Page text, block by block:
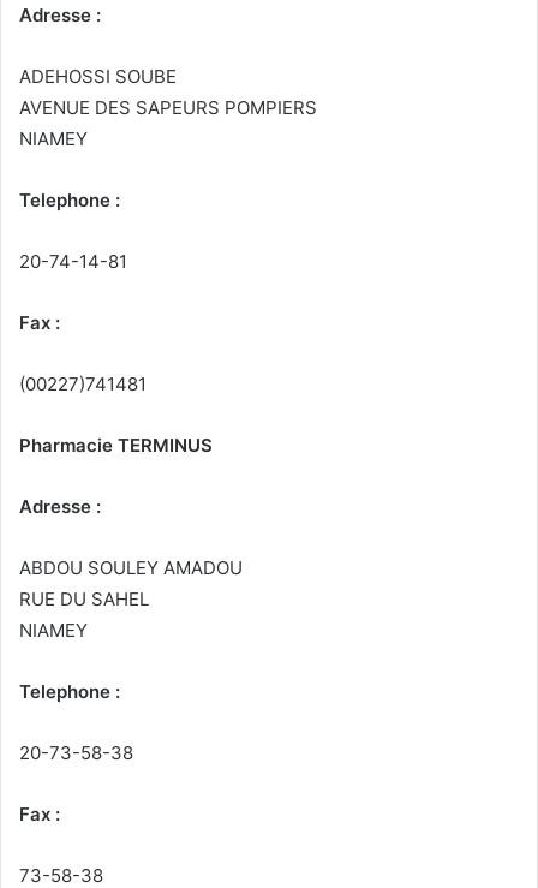
Adresse :
ADEHOSSI SOUBE
AVENUE DES SAPEURS POMPIERS
NIAMEY
Telephone :
20-74-14-81
Fax :
(00227)741481
Pharmacie TERMINUS
Adresse :
ABDOU SOULEY AMADOU
RUE DU SAHEL
NIAMEY
Telephone :
20-73-58-38
Fax :
73-58-38